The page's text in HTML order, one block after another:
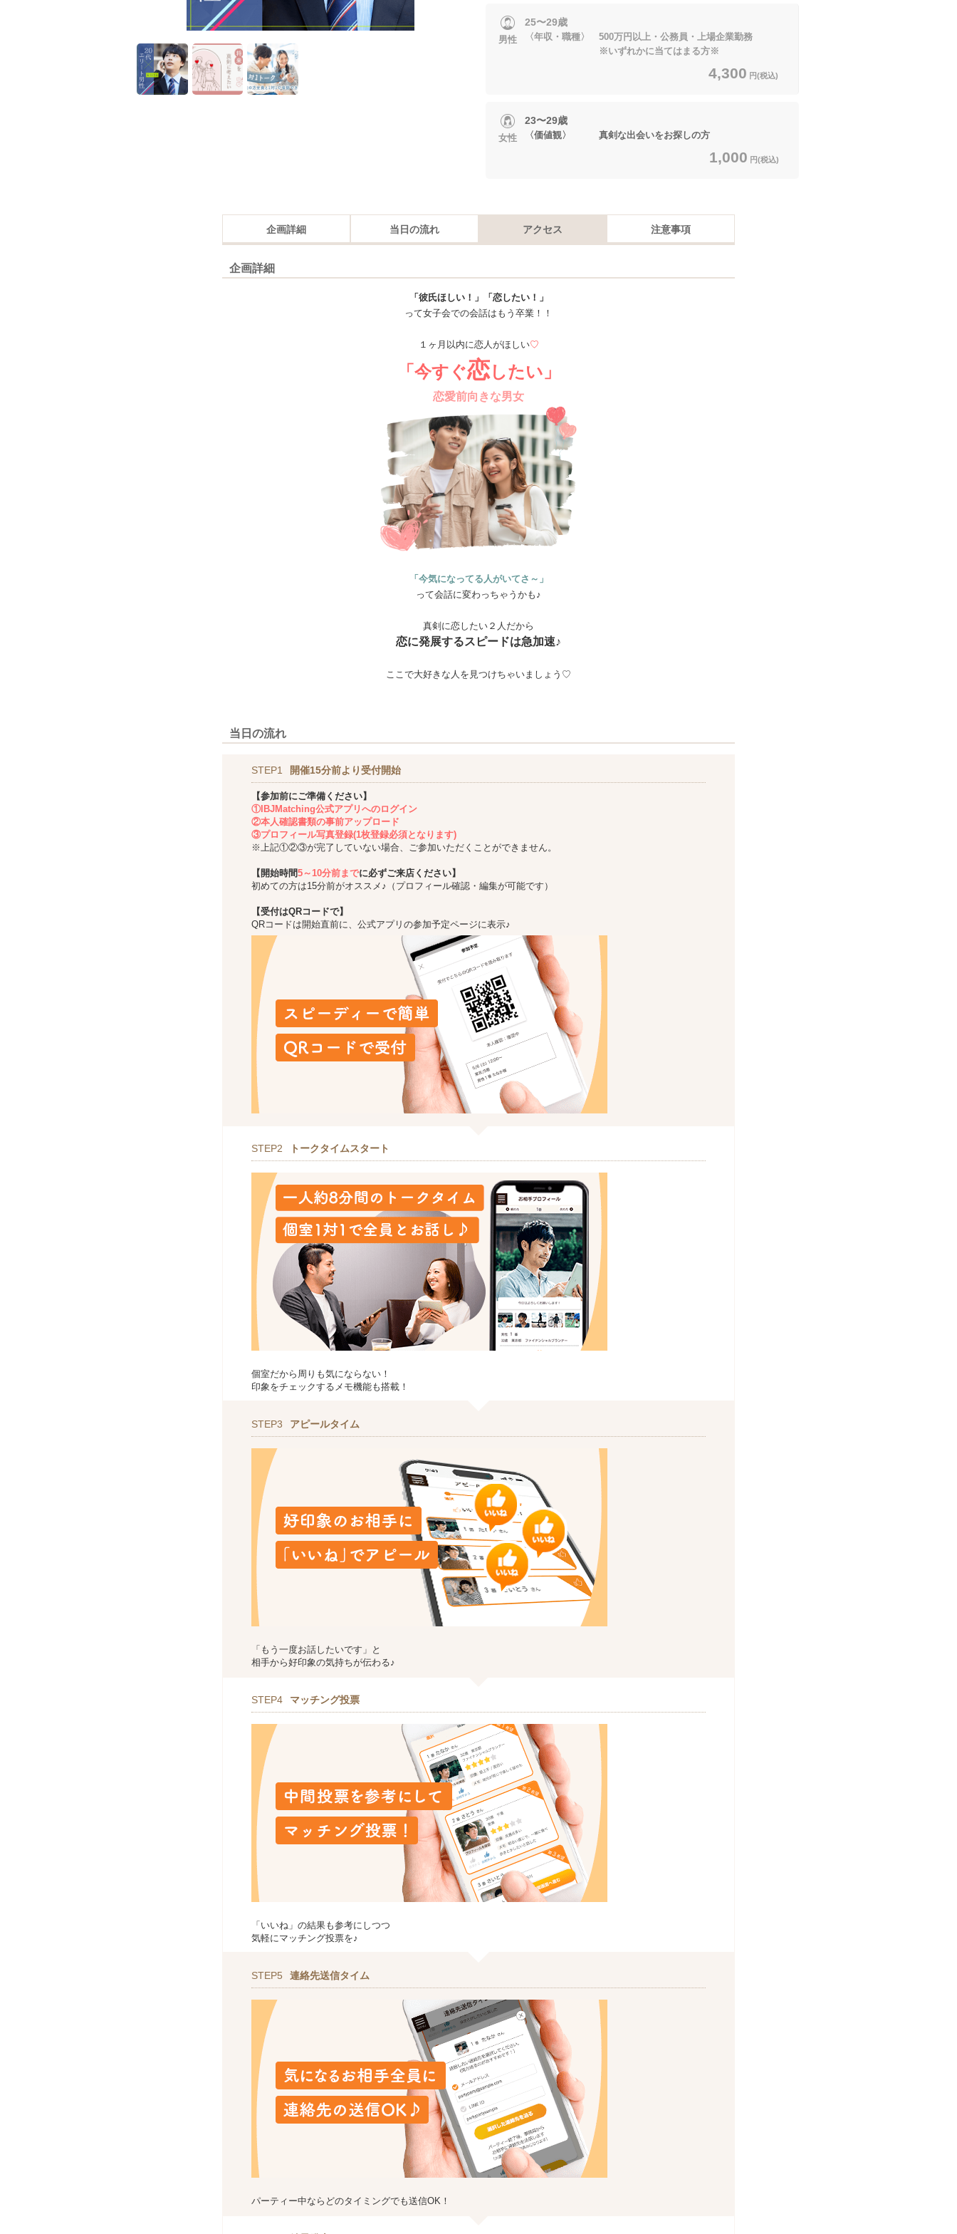
男性
25〜29歳
〈年収・職種〉 500万円以上・公務員・上場企業勤務
※いずれかに当てはまる方※
4,300 円(税込)
女性
23〜29歳
〈価値観〉 真剣な出会いをお探しの方
1,000 円(税込)
企画詳細 当日の流れ アクセス 注意事項
企画詳細
「彼氏ほしい！」「恋したい！」
って女子会での会話はもう卒業！！
１ヶ月以内に恋人がほしい♡
「今すぐ恋したい」
恋愛前向きな男女
「今気になってる人がいてさ～」
って会話に変わっちゃうかも♪
真剣に恋したい２人だから
恋に発展するスピードは急加速♪
ここで大好きな人を見つけちゃいましょう♡
当日の流れ
STEP1 開催15分前より受付開始
【参加前にご準備ください】
①IBJMatching公式アプリへのログイン
②本人確認書類の事前アップロード
③プロフィール写真登録(1枚登録必須となります)
※上記①②③が完了していない場合、ご参加いただくことができません。
【開始時間5～10分前までに必ずご来店ください】
初めての方は15分前がオススメ♪（プロフィール確認・編集が可能です）
【受付はQRコードで】
QRコードは開始直前に、公式アプリの参加予定ページに表示♪
STEP2 トークタイムスタート
個室だから周りも気にならない！
印象をチェックするメモ機能も搭載！
STEP3 アピールタイム
「もう一度お話したいです」と
相手から好印象の気持ちが伝わる♪
STEP4 マッチング投票
「いいね」の結果も参考にしつつ
気軽にマッチング投票を♪
STEP5 連絡先送信タイム
パーティー中ならどのタイミングでも送信OK！